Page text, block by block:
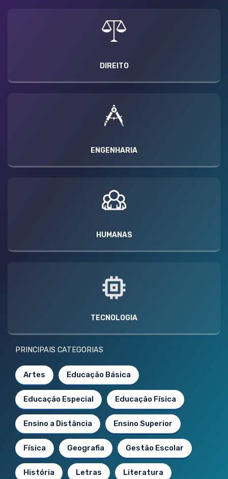
DIREITO
ENGENHARIA
HUMANAS
TECNOLOGIA
PRINCIPAIS CATEGORIAS
Artes Educação Básica
Educação Especial Educação Física
Ensino a Distância Ensino Superior
Física Geografia Gestão Escolar
História Letras Literatura